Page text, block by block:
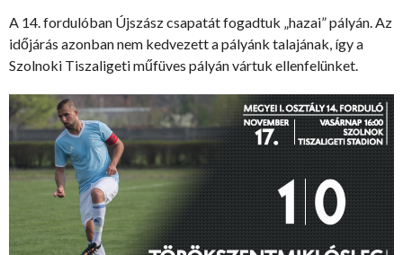
A 14. fordulóban Újszász csapatát fogadtuk „hazai” pályán. Az
időjárás azonban nem kedvezett a pályánk talajának, így a
Szolnoki Tiszaligeti műfüves pályán vártuk ellenfelünket.